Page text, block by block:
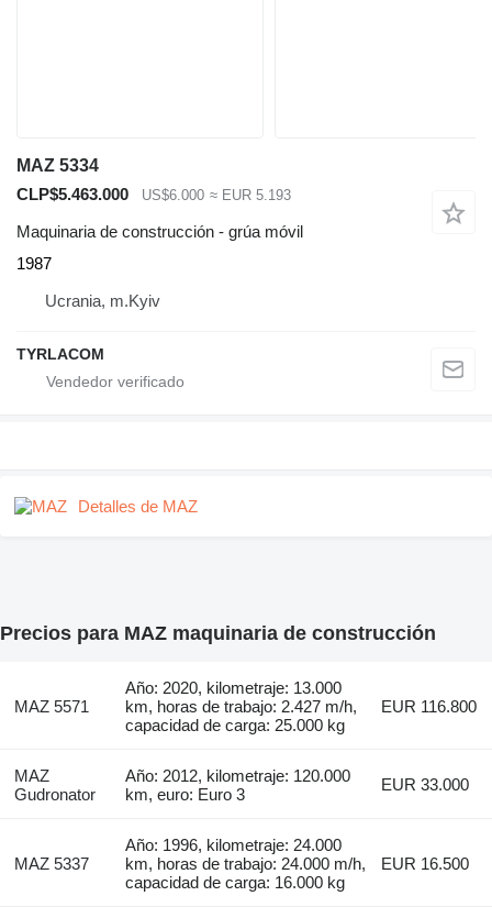
MAZ 5334
CLP$5.463.000
US$6.000 ≈ EUR 5.193
Maquinaria de construcción - grúa móvil
1987
Ucrania, m.Kyiv
TYRLACOM
Detalles de MAZ
Precios para MAZ maquinaria de construcción
MAZ 5571
Año: 2020, kilometraje: 13.000
km, horas de trabajo: 2.427 m/h,
capacidad de carga: 25.000 kg
EUR 116.800
MAZ
Gudronator
Año: 2012, kilometraje: 120.000
km, euro: Euro 3
EUR 33.000
MAZ 5337
Año: 1996, kilometraje: 24.000
km, horas de trabajo: 24.000 m/h,
capacidad de carga: 16.000 kg
EUR 16.500